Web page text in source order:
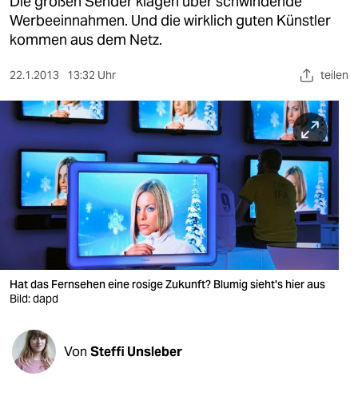
gesellschaft
sport
berlin
nord
wahrheit
verlag
verlag
veranstaltungen
shop
fragen & hilfe
Werbeeinnahmen. Und die wirklich guten Künstler
kommen aus dem Netz.
22.1.2013 13:32 Uhr teilen
Hat das Fernsehen eine rosige Zukunft? Blumig sieht's hier aus
Bild: dapd
Von Steffi Unsleber